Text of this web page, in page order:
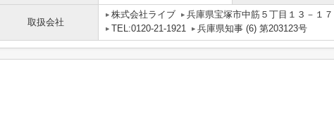
取扱会社
株式会社ライブ
兵庫県宝塚市中筋５丁目１３－１
TEL:0120-21-1921
兵庫県知事 (6) 第203123号